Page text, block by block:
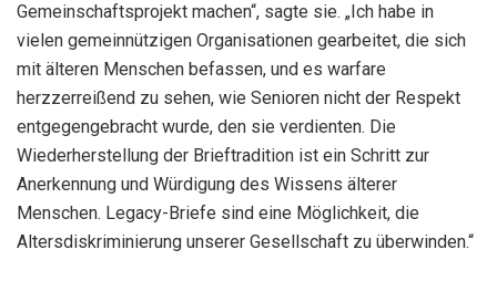
Gemeinschaftsprojekt machen“, sagte sie. „Ich habe in
vielen gemeinnützigen Organisationen gearbeitet, die sich
mit älteren Menschen befassen, und es warfare
herzzerreißend zu sehen, wie Senioren nicht der Respekt
entgegengebracht wurde, den sie verdienten. Die
Wiederherstellung der Brieftradition ist ein Schritt zur
Anerkennung und Würdigung des Wissens älterer
Menschen. Legacy-Briefe sind eine Möglichkeit, die
Altersdiskriminierung unserer Gesellschaft zu überwinden.“